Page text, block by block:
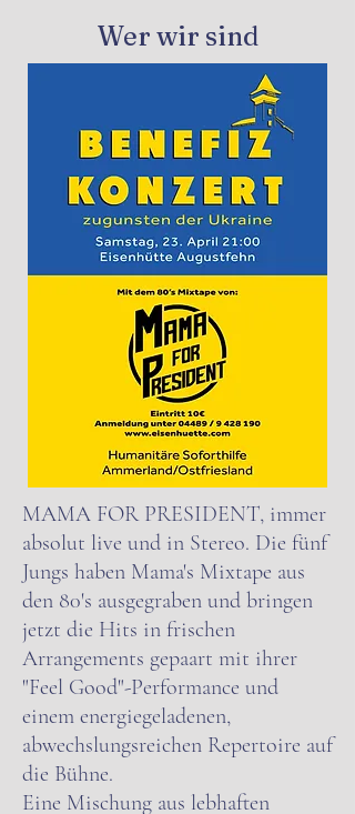
Wer wir sind
MAMA FOR PRESIDENT, immer
absolut live und in Stereo. Die fünf
Jungs haben Mama's Mixtape aus
den 80's ausgegraben und bringen
jetzt die Hits in frischen
Arrangements gepaart mit ihrer
"Feel Good"-Performance und
einem energiegeladenen,
abwechslungsreichen Repertoire auf
die Bühne.
Eine Mischung aus lebhaften